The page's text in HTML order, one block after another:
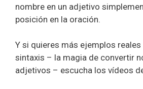
nombre en un adjetivo
posición en la oración.
Y si quieres más ejemplos
sintaxis – la magia de convertir
adjetivos – escucha los vídeos